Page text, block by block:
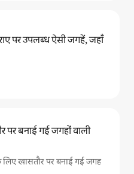
पर उपलब्ध ऐसी जगहें, जहाँ
बनाई गई जगहों वाली
लिए खासतौर पर बनाई गई जगह